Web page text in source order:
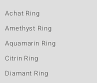
Achat Ring
Amethyst Ring
Aquamarin Ring
Citrin Ring
Diamant Ring